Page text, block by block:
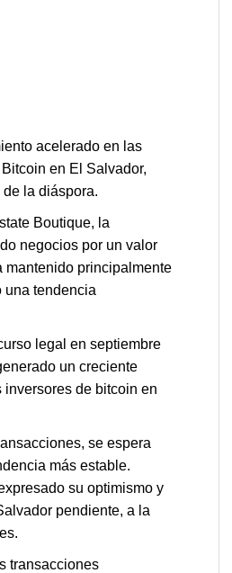
acelerado en las
en El Salvador,
la diáspora.
Boutique, la
negocios por un valor
mantenido principalmente
una tendencia
legal en septiembre
un creciente
de bitcoin en
se espera
más estable.
su optimismo y
pendiente, a la
transacciones